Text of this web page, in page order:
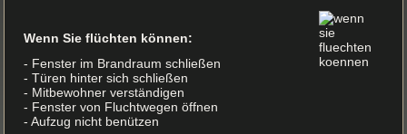
Wenn Sie flüchten können:
- Fenster im Brandraum schließen
- Türen hinter sich schließen
- Mitbewohner verständigen
- Fenster von Fluchtwegen öffnen
- Aufzug nicht benützen